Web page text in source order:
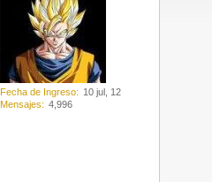
Fecha de Ingreso
10 jul, 12
Mensajes
4,996